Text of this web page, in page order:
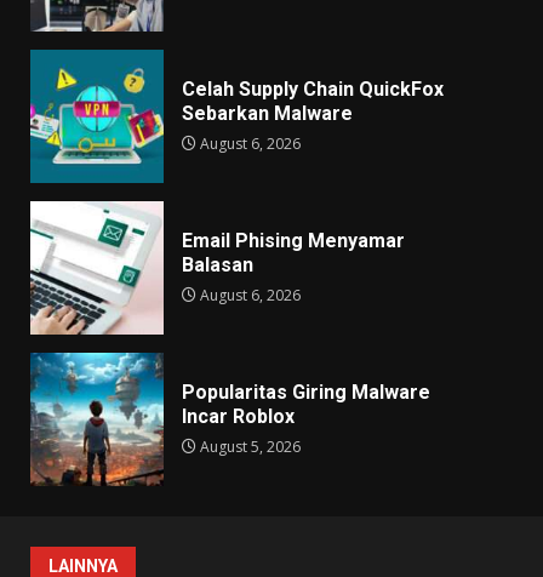
Celah Supply Chain QuickFox
Sebarkan Malware
August 6, 2026
Email Phising Menyamar
Balasan
August 6, 2026
Popularitas Giring Malware
Incar Roblox
August 5, 2026
LAINNYA